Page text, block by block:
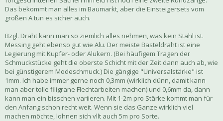
Das bekommt man alles im Baumarkt, aber die Einsteigersets vom
großen A tun es sicher auch.
Bzgl. Draht kann man so ziemlich alles nehmen, was kein Stahl ist.
Messing geht ebenso gut wie Alu. Der meiste Basteldraht ist eine
Legierung mit Kupfer- oder Alukern. (Bei häufigem Tragen der
Schmuckstücke geht die oberste Schicht mit der Zeit dann auch ab, wie
bei günstigerem Modeschmuck.) Die gängige "Universalstärke" ist
1mm. Ich habe immer gerne noch 0,3mm (wirklich dünn, damit kann
man aber tolle filigrane Flechtarbeiten machen) und 0,6mm da, dann
kann man ein bisschen variieren. Mit 1-2m pro Stärke kommt man für
den Anfang schon recht weit. Wenn sie das Ganze wirklich viel
machen möchte, lohnen sich vllt auch 5m pro Sorte.